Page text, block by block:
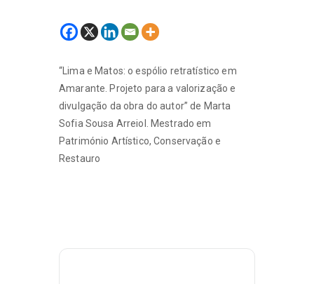
“Lima e Matos: o espólio retratístico em
Amarante. Projeto para a valorização e
divulgação da obra do autor” de Marta
Sofia Sousa Arreiol. Mestrado em
Património Artístico, Conservação e
Restauro